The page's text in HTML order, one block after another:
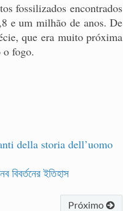
fossilizados encontrados
e um milhão de anos. De
que era muito próxima
o fogo.
della storia dell’uomo
ইতিহাস
Próximo